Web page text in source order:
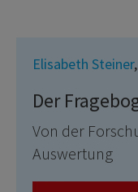
Elisabeth Steiner,
Der
Von der
Auswertung